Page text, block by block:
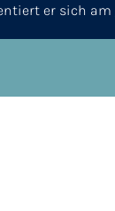
er sich am